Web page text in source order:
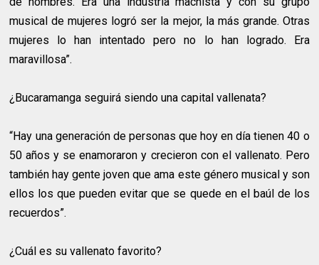
musical de mujeres logró ser la mejor, la más grande. Otras
mujeres lo han intentado pero no lo han logrado. Era
maravillosa”.
¿Bucaramanga seguirá siendo una capital vallenata?
“Hay una generación de personas que hoy en día tienen 40 o
50 años y se enamoraron y crecieron con el vallenato. Pero
también hay gente joven que ama este género musical y son
ellos los que pueden evitar que se quede en el baúl de los
recuerdos”.
¿Cuál es su vallenato favorito?